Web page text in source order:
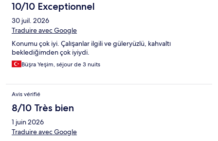
10/10 Exceptionnel
30 juil. 2026
Traduire avec Google
Konumu çok iyi. Çalışanlar ilgili ve güleryüzlü, kahvaltı
beklediğimden çok iyiydi.
Büşra Yeşim, séjour de 3 nuits
Avis vérifié
8/10 Très bien
1 juin 2026
Traduire avec Google